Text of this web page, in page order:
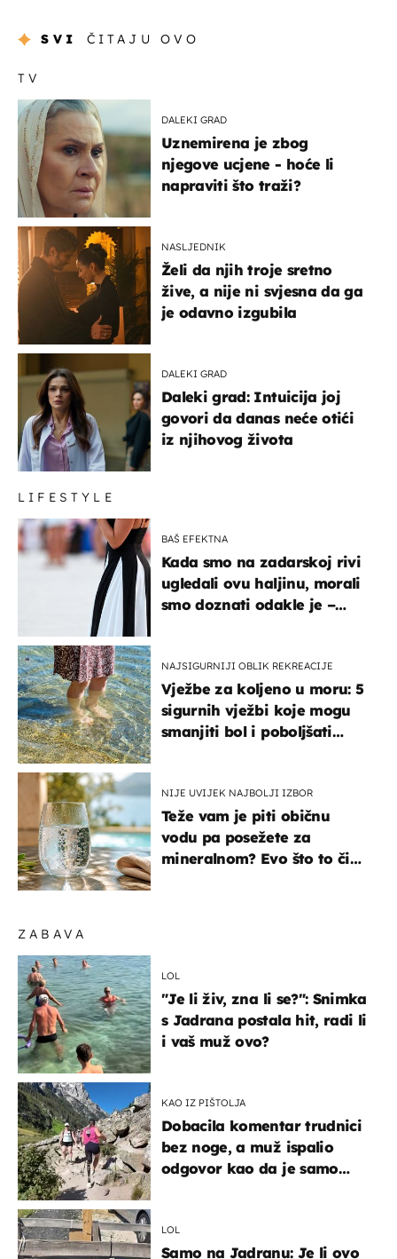
SVI ČITAJU OVO
ZABAVA
LOL
"Je li živ, zna li se?": Snimka
s Jadrana postala hit, radi li
i vaš muž ovo?
KAO IZ PIŠTOLJA
Dobacila komentar trudnici
bez noge, a muž ispalio
odgovor kao da je samo
LOL
Samo na Jadranu: Je li ovo
TV
DALEKI GRAD
Uznemirena je zbog
njegove ucjene - hoće li
napraviti što traži?
NASLJEDNIK
Želi da njih troje sretno
žive, a nije ni svjesna da ga
je odavno izgubila
DALEKI GRAD
Daleki grad: Intuicija joj
govori da danas neće otići
iz njihovog života
LIFESTYLE
BAŠ EFEKTNA
Kada smo na zadarskoj rivi
ugledali ovu haljinu, morali
smo doznati odakle je –
NAJSIGURNIJI OBLIK REKREACIJE
Vježbe za koljeno u moru: 5
sigurnih vježbi koje mogu
smanjiti bol i poboljšati
NIJE UVIJEK NAJBOLJI IZBOR
Teže vam je piti običnu
vodu pa posežete za
mineralnom? Evo što to čini